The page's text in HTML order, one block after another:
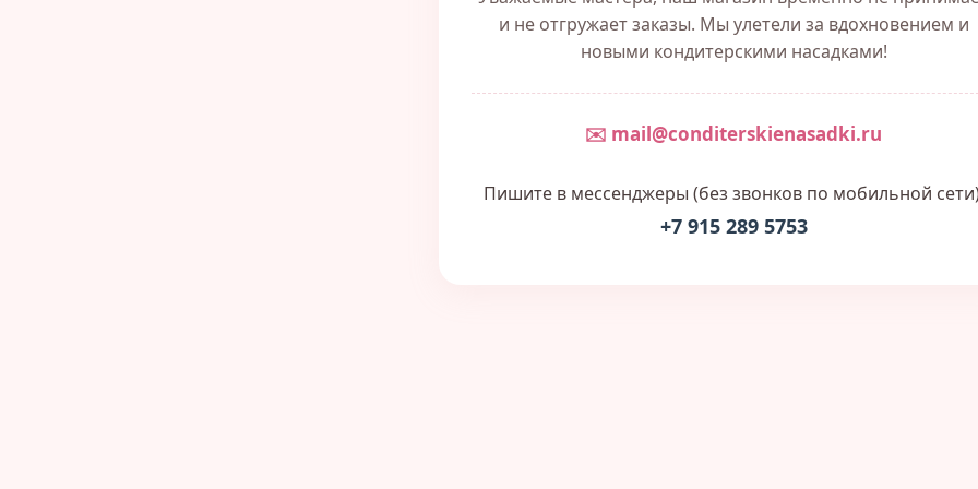
и не отгружает заказы. Мы улетели за вдохновением и
новыми кондитерскими насадками!
✉️ mail@conditerskienasadki.ru
Пишите в мессенджеры (без звонков по мобильной
+7 915 289 5753